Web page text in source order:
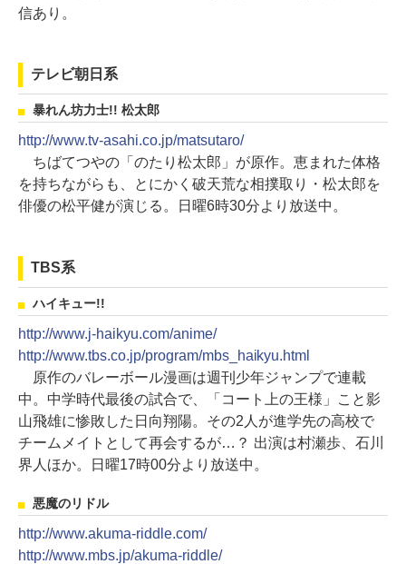
信あり。
テレビ朝日系
暴れん坊力士!! 松太郎
http://www.tv-asahi.co.jp/matsutaro/
ちばてつやの「のたり松太郎」が原作。恵まれた体格
を持ちながらも、とにかく破天荒な相撲取り・松太郎を
俳優の松平健が演じる。日曜6時30分より放送中。
TBS系
ハイキュー!!
http://www.j-haikyu.com/anime/
http://www.tbs.co.jp/program/mbs_haikyu.html
原作のバレーボール漫画は週刊少年ジャンプで連載
中。中学時代最後の試合で、「コート上の王様」こと影
山飛雄に惨敗した日向翔陽。その2人が進学先の高校で
チームメイトとして再会するが…？ 出演は村瀬歩、石川
界人ほか。日曜17時00分より放送中。
悪魔のリドル
http://www.akuma-riddle.com/
http://www.mbs.jp/akuma-riddle/